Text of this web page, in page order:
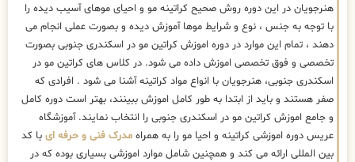
هنرجویان در این دوره روش صحیح کراتینه مو و احیای موهای آسیب دیده را
با توجه به جنس ، نوع و شرایط موها آموزش دیده و بصورت عملی انجام می
دهند ، تمام این موارد در دوره اموزش کراتین مو در اسکندری جنوبی بصورت
تخصصی و فوق تخصصی اموزش داده می شود. در کلاس های کراتین مو در
اسکندری جنوبی، هنرجویان با انواع مواد کراتینه آشنا می شود . افرادی که
صفر هستند و باید از ابتدا به طور کامل اموزش ببینند، بهتر است دوره کامل
و جامع اموزش کراتین مو در اسکندری جنوبی را انتخاب نمایند. آموزشگاه
عریس دوره اموزشی کراتینه و احیا مو را به همراه مدرک فنی و حرفه ای با کد
بین المللی ارائه می کند و همچنین شامل موارد اموزشی بسیاری بوده که در